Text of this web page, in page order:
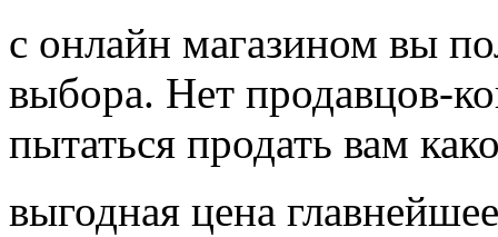
с онлайн магазином вы
выбора. Нет продавцов-
пытаться продать вам
выгодная цена